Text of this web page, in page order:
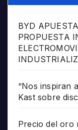
BYD
PROPUESTA
“Nos inspiran
Kast sobre
Precio del oro